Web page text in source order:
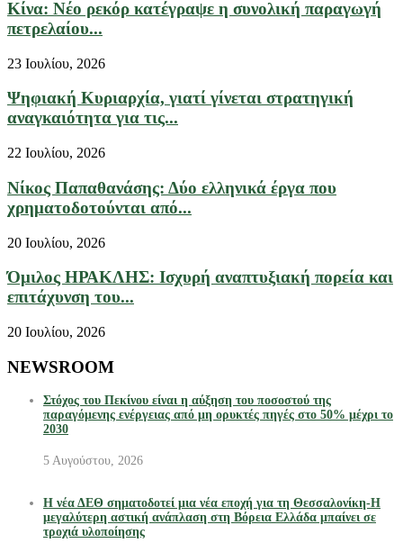
Κίνα: Νέο ρεκόρ κατέγραψε η συνολική παραγωγή
πετρελαίου...
23 Ιουλίου, 2026
Ψηφιακή Κυριαρχία, γιατί γίνεται στρατηγική
αναγκαιότητα για τις...
22 Ιουλίου, 2026
Νίκος Παπαθανάσης: Δύο ελληνικά έργα που
χρηματοδοτούνται από...
20 Ιουλίου, 2026
Όμιλος ΗΡΑΚΛΗΣ: Ισχυρή αναπτυξιακή πορεία και
επιτάχυνση του...
20 Ιουλίου, 2026
NEWSROOM
Στόχος του Πεκίνου είναι η αύξηση του ποσοστού της
παραγόμενης ενέργειας από μη ορυκτές πηγές στο 50% μέχρι το
2030
5 Αυγούστου, 2026
Η νέα ΔΕΘ σηματοδοτεί μια νέα εποχή για τη Θεσσαλονίκη-Η
μεγαλύτερη αστική ανάπλαση στη Βόρεια Ελλάδα μπαίνει σε
τροχιά υλοποίησης